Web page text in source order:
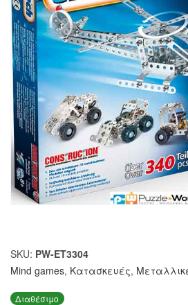
SKU: PW-ET3304
Mind games, Κατασκευές,
Διαθέσιμο